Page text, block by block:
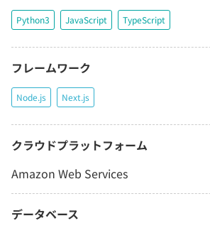
Python3 JavaScript TypeScript
フレームワーク
Node.js Next.js
クラウドプラットフォーム
Amazon Web Services
データベース